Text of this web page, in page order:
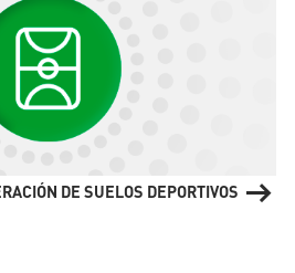
DE SUELOS DEPORTIVOS